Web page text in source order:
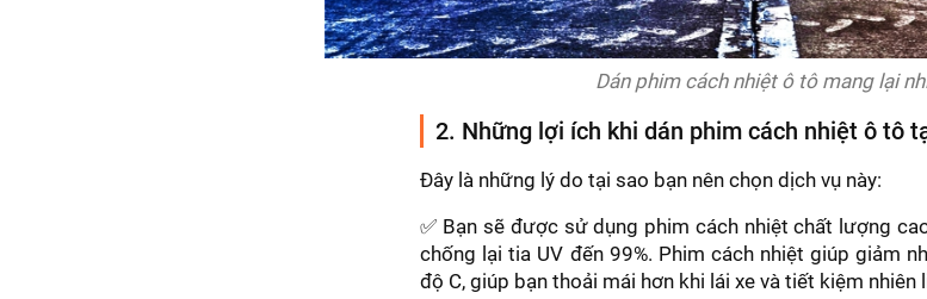
Dán phim cách nhiệt ô tô mang lại
2. Những lợi ích khi dán phim cách nhiệt ô tô
Đây là những lý do tại sao bạn nên chọn dịch vụ này:
✅ Bạn sẽ được sử dụng phim cách nhiệt chất lượng
chống lại tia UV đến 99%. Phim cách nhiệt giúp giảm
độ C, giúp bạn thoải mái hơn khi lái xe và tiết kiệm nhiên